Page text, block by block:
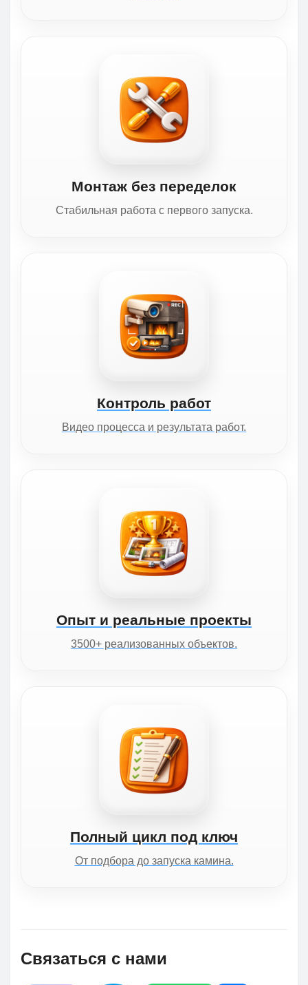
Монтаж без переделок
Стабильная работа с первого запуска.
Контроль работ
Видео процесса и результата работ.
Опыт и реальные проекты
3500+ реализованных объектов.
Полный цикл под ключ
От подбора до запуска камина.
Связаться с нами